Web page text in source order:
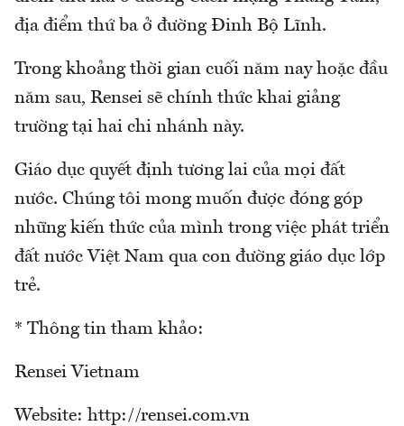
địa điểm thứ ba ở đường Đinh Bộ Lĩnh.
Trong khoảng thời gian cuối năm nay hoặc đầu
năm sau, Rensei sẽ chính thức khai giảng
trường tại hai chi nhánh này.
Giáo dục quyết định tương lai của mọi đất
nước. Chúng tôi mong muốn được đóng góp
những kiến thức của mình trong việc phát triển
đất nước Việt Nam qua con đường giáo dục lớp
trẻ.
* Thông tin tham khảo:
Rensei Vietnam
Website: http://rensei.com.vn